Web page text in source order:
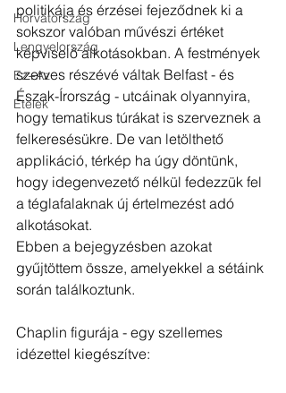
Horvátország
Lengyelország
Ez+Az
Ételek
politikája és érzései fejeződnek ki a
sokszor valóban művészi értéket
képviselő alkotásokban. A festmények
szerves részévé váltak Belfast - és
Észak-Írország - utcáinak olyannyira,
hogy tematikus túrákat is szerveznek a
felkeresésükre. De van letölthető
applikáció, térkép ha úgy döntünk,
hogy idegenvezető nélkül fedezzük fel
a téglafalaknak új értelmezést adó
alkotásokat.
Ebben a bejegyzésben azokat
gyűjtöttem össze, amelyekkel a sétáink
során találkoztunk.
Chaplin figurája - egy szellemes
idézettel kiegészítve: